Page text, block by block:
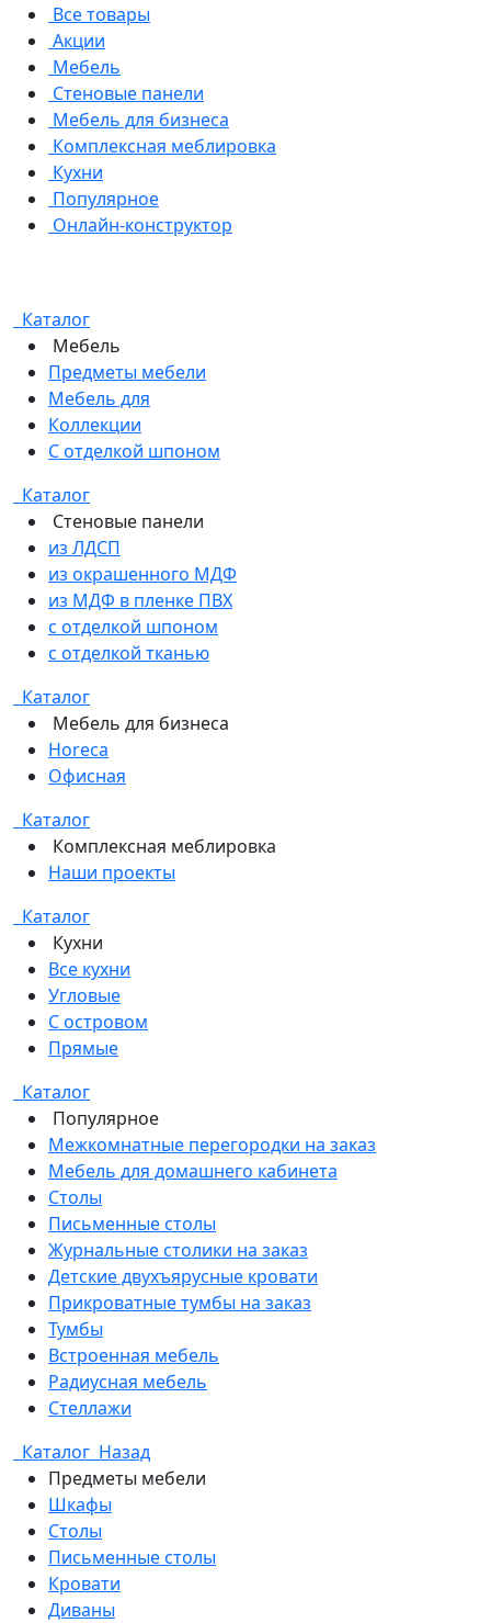
Все товары
Акции
Мебель
Стеновые панели
Мебель для бизнеса
Комплексная меблировка
Кухни
Популярное
Онлайн-конструктор
Каталог
Мебель
Предметы мебели
Мебель для
Коллекции
С отделкой шпоном
Каталог
Стеновые панели
из ЛДСП
из окрашенного МДФ
из МДФ в пленке ПВХ
с отделкой шпоном
с отделкой тканью
Каталог
Мебель для бизнеса
Horeca
Офисная
Каталог
Комплексная меблировка
Наши проекты
Каталог
Кухни
Все кухни
Угловые
С островом
Прямые
Каталог
Популярное
Межкомнатные перегородки на заказ
Мебель для домашнего кабинета
Столы
Письменные столы
Журнальные столики на заказ
Детские двухъярусные кровати
Прикроватные тумбы на заказ
Тумбы
Встроенная мебель
Радиусная мебель
Стеллажи
Каталог Назад
Предметы мебели
Шкафы
Столы
Письменные столы
Кровати
Диваны